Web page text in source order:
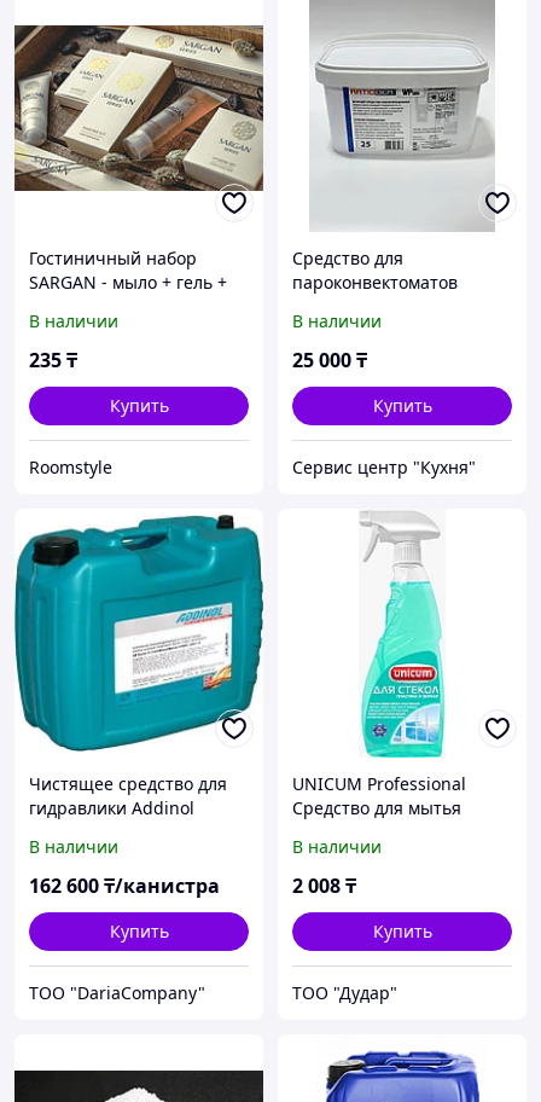
Гостиничный набор
SARGAN - мыло + гель +
В наличии
235₸
Купить
Roomstyle
Средство для
пароконвектоматов
tabs 25
В наличии
25 000₸
Купить
Сервис центр "Кухня"
Чистящее средство для
гидравлики Addinol
В наличии
162 600₸/канистра
Купить
TOO "DariaCompany"
UNICUM Professional
Средство для мытья
500мл
В наличии
2 008₸
Купить
ТОО "Дудар"